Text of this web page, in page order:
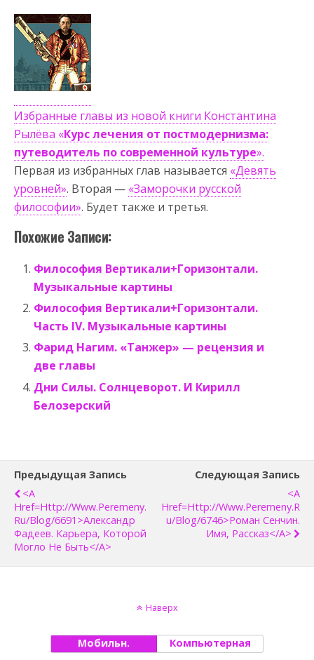
Избранные главы из новой книги Константина
Рылёва «Курс лечения от постмодернизма:
путеводитель по современной культуре».
Первая из избранных глав называется «Девять
уровней». Вторая — «Заморочки русской
философии». Будет также и третья.
Похожие Записи:
Философия Вертикали+Горизонтали.
Музыкальные картины
Философия Вертикали+Горизонтали.
Часть IV. Музыкальные картины
Фарид Нагим. «Танжер» — рецензия и
две главы
Дни Силы. Солнцеворот. И Кирилл
Белозерский
Предыдущая Запись
<a
Href=http://www.peremeny.
Ru/blog/6691>Александр
Фадеев. Карьера, Которой
Могло Не Быть</a>
Следующая Запись
<a
Href=http://www.peremeny.r
U/blog/6746>Роман Сенчин.
Имя, Рассказ</a>
Наверх
Мобильн. Компьютерная